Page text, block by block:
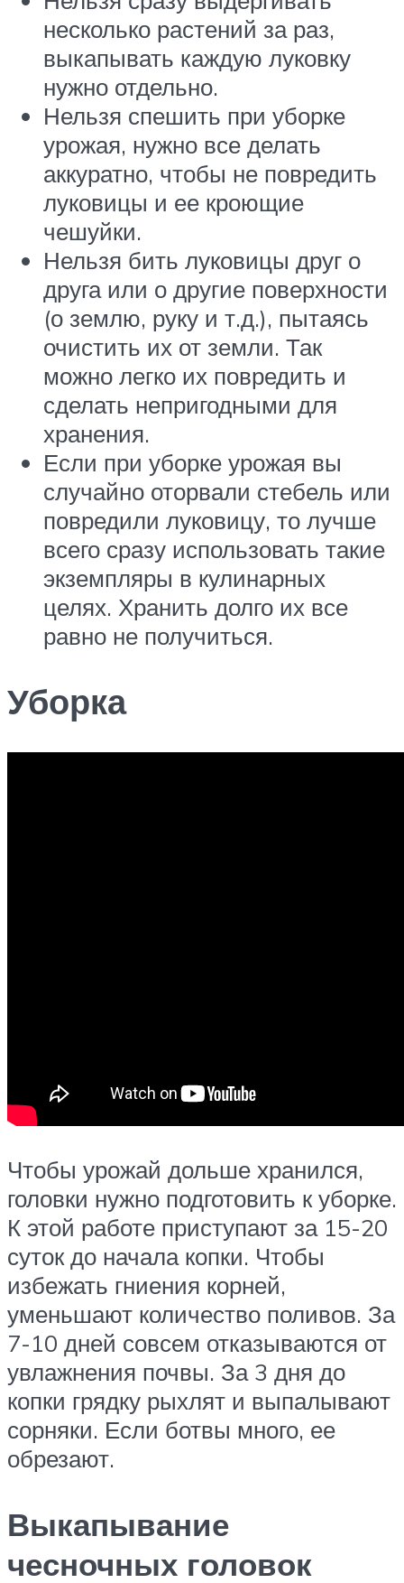
несколько растений за раз,
выкапывать каждую луковку
нужно отдельно.
Нельзя спешить при уборке
урожая, нужно все делать
аккуратно, чтобы не повредить
луковицы и ее кроющие
чешуйки.
Нельзя бить луковицы друг о
друга или о другие поверхности
(о землю, руку и т.д.), пытаясь
очистить их от земли. Так
можно легко их повредить и
сделать непригодными для
хранения.
Если при уборке урожая вы
случайно оторвали стебель или
повредили луковицу, то лучше
всего сразу использовать такие
экземпляры в кулинарных
целях. Хранить долго их все
равно не получиться.
Уборка
Чтобы урожай дольше хранился,
головки нужно подготовить к уборке.
К этой работе приступают за 15-20
суток до начала копки. Чтобы
избежать гниения корней,
уменьшают количество поливов. За
7-10 дней совсем отказываются от
увлажнения почвы. За 3 дня до
копки грядку рыхлят и выпалывают
сорняки. Если ботвы много, ее
обрезают.
Выкапывание
чесночных головок